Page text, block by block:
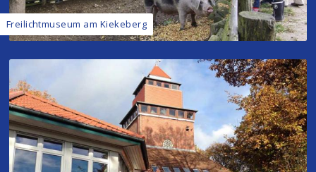
Freilichtmuseum am Kiekeberg